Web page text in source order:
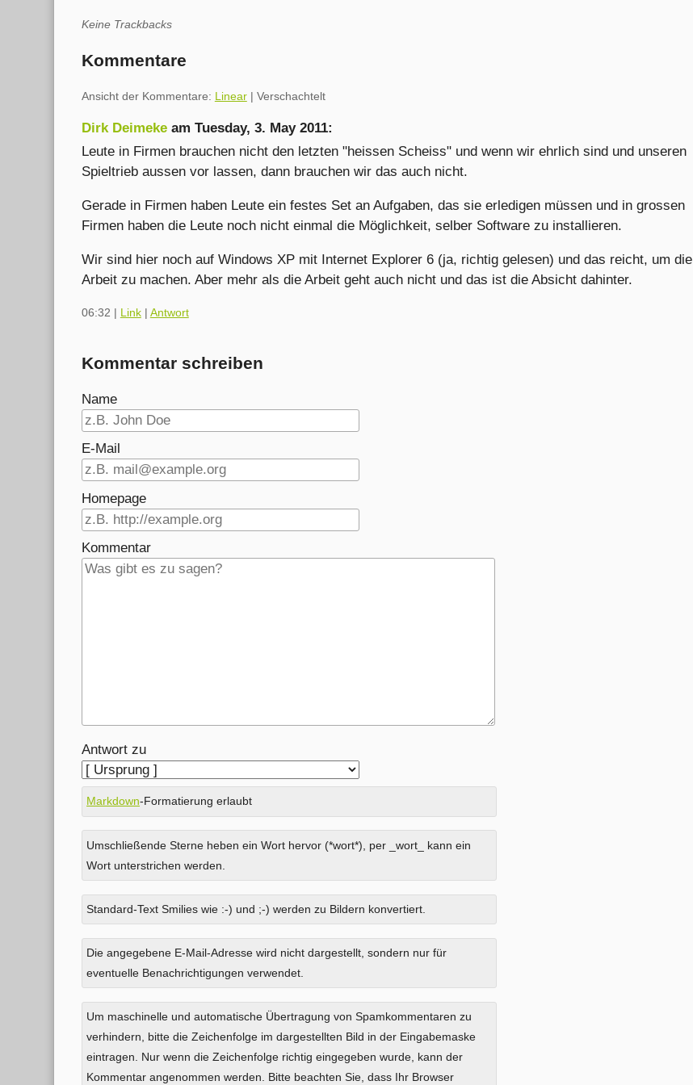
Keine Trackbacks
Kommentare
Ansicht der Kommentare: Linear| Verschachtelt
Dirk Deimekeam Tuesday, 3. May 2011:
Leute in Firmen brauchen nicht den letzten "heissen Scheiss" und wenn wir ehrlich sind und unseren
Spieltrieb aussen vor lassen, dann brauchen wir das auch nicht.
Gerade in Firmen haben Leute ein festes Set an Aufgaben, das sie erledigen müssen und in grossen
Firmen haben die Leute noch nicht einmal die Möglichkeit, selber Software zu installieren.
Wir sind hier noch auf Windows XP mit Internet Explorer 6 (ja, richtig gelesen) und das reicht, um die
Arbeit zu machen. Aber mehr als die Arbeit geht auch nicht und das ist die Absicht dahinter.
06:32 Link| Antwort
Kommentar schreiben
Name
E-Mail
Homepage
Kommentar
Antwort zu
Markdown-Formatierung erlaubt
Umschließende Sterne heben ein Wort hervor (*wort*), per _wort_ kann ein
Wort unterstrichen werden.
Standard-Text Smilies wie :-) und ;-) werden zu Bildern konvertiert.
Was
ist
Acht
plus
Die angegebene E-Mail-Adresse wird nicht dargestellt, sondern nur für
eventuelle Benachrichtigungen verwendet.
Um maschinelle und automatische Übertragung von Spamkommentaren zu
verhindern, bitte die Zeichenfolge im dargestellten Bild in der Eingabemaske
eintragen. Nur wenn die Zeichenfolge richtig eingegeben wurde, kann der
Kommentar angenommen werden. Bitte beachten Sie, dass Ihr Browser